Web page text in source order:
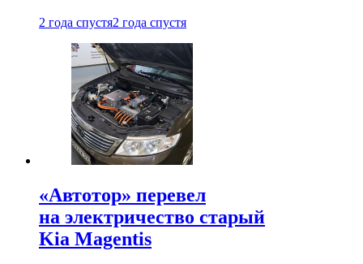
2 года спустя2 года спустя
«Автотор» перевел
на электричество старый
Kia Magentis